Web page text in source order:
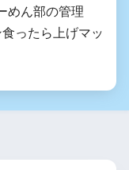
めん部の管理
ったら上げマッ